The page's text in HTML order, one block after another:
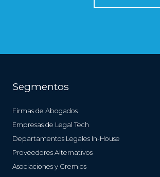
Segmentos
Firmas de Abogados
Empresas de Legal Tech
Departamentos Legales In-House
Proveedores Alternativos
Asociaciones y Gremios